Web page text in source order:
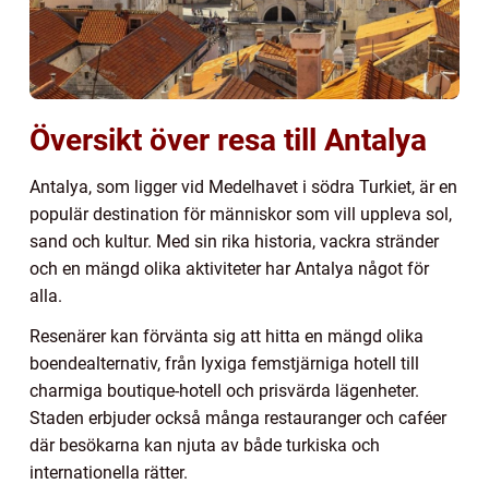
Översikt över resa till Antalya
Antalya, som ligger vid Medelhavet i södra Turkiet, är en
populär destination för människor som vill uppleva sol,
sand och kultur. Med sin rika historia, vackra stränder
och en mängd olika aktiviteter har Antalya något för
alla.
Resenärer kan förvänta sig att hitta en mängd olika
boendealternativ, från lyxiga femstjärniga hotell till
charmiga boutique-hotell och prisvärda lägenheter.
Staden erbjuder också många restauranger och caféer
där besökarna kan njuta av både turkiska och
internationella rätter.